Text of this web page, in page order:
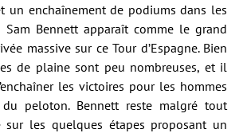
un enchaînement de podiums dans les
Sam Bennett apparaît comme le grand
massive sur ce Tour d’Espagne. Bien
de plaine sont peu nombreuses, et il
les victoires pour les hommes
peloton. Bennett reste malgré tout
sur les quelques étapes proposant un